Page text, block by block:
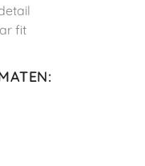
fit
: